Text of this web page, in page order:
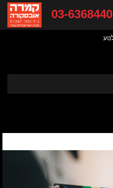
03-6368440